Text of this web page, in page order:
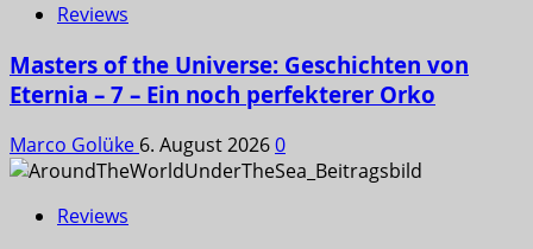
Reviews
Masters of the Universe: Geschichten von
Eternia – 7 – Ein noch perfekterer Orko
Marco Golüke 6. August 20260
Reviews